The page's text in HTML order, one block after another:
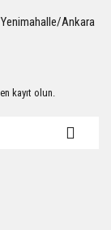
Ankara
kayıt olun.